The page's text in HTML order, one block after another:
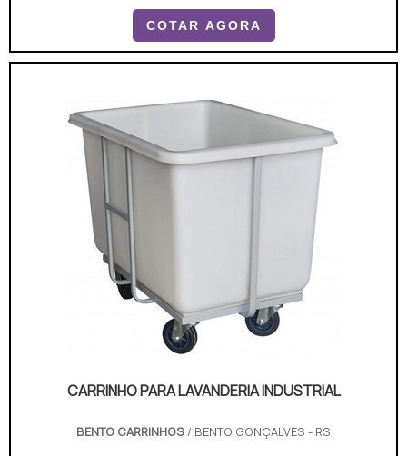
maior marketplace da américa latina e achando a
maior referência no mercado em seu próprio
segmento. É importante lembrar que o produto
especializadas no segmento. Esse tipo de cuidado
ajuda a garantir a qualidade e durabi...
COTAR AGORA
CARRINHO PARA LAVANDERIA INDUSTRIAL
BENTO CARRINHOS / BENTO GONÇALVES - RS